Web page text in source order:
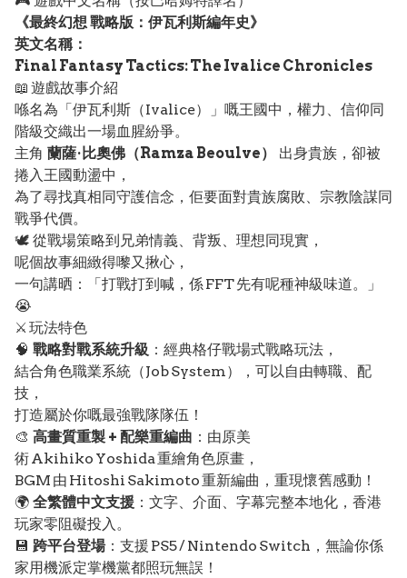
《最終幻想 戰略版：伊瓦利斯編年史》
英文名稱：
Final Fantasy Tactics: The Ivalice Chronicles
📖 遊戲故事介紹
喺名為「伊瓦利斯（Ivalice）」嘅王國中，權力、信仰同
階級交織出一場血腥紛爭。
主角 蘭薩·比奧佛（Ramza Beoulve）
出身貴族，卻被
捲入王國動盪中，
為了尋找真相同守護信念，佢要面對貴族腐敗、宗教陰謀同
戰爭代價。
🕊️ 從戰場策略到兄弟情義、背叛、理想同現實，
呢個故事細緻得嚟又揪心，
一句講晒：「打戰打到喊，係 FFT 先有呢種神級味道。」
😭
⚔️ 玩法特色
🧠 戰略對戰系統升級 ：經典格仔戰場式戰略玩法，
結合角色職業系統（Job System），可以自由轉職、配
技，
打造屬於你嘅最強戰隊隊伍！
🎨 高畫質重製 + 配樂重編曲 ：由原美
術 Akihiko Yoshida 重繪角色原畫，
BGM 由 Hitoshi Sakimoto 重新編曲，重現懷舊感動！
🌍 全繁體中文支援 ：文字、介面、字幕完整本地化，香港
玩家零阻礙投入。
💾 跨平台登場：支援 PS5 / Nintendo Switch，無論你係
家用機派定掌機黨都照玩無誤！